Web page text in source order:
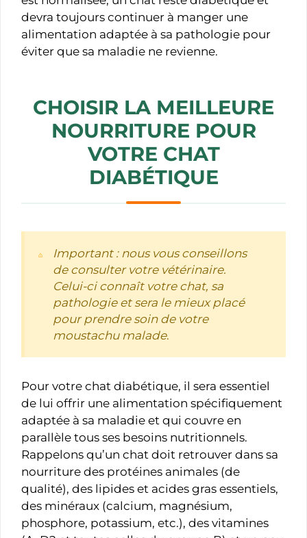
devra toujours continuer à manger une
alimentation adaptée à sa pathologie pour
éviter que sa maladie ne revienne.
CHOISIR LA MEILLEURE
NOURRITURE POUR
VOTRE CHAT
DIABÉTIQUE
Important : nous vous conseillons
de consulter votre vétérinaire.
Celui-ci connaît votre chat, sa
pathologie et sera le mieux placé
pour prendre soin de votre
moustachu malade.
Pour votre chat diabétique, il sera essentiel
de lui offrir une alimentation spécifiquement
adaptée à sa maladie et qui couvre en
parallèle tous ses besoins nutritionnels.
Rappelons qu’un chat doit retrouver dans sa
nourriture des protéines animales (de
qualité), des lipides et acides gras essentiels,
des minéraux (calcium, magnésium,
phosphore, potassium, etc.), des vitamines